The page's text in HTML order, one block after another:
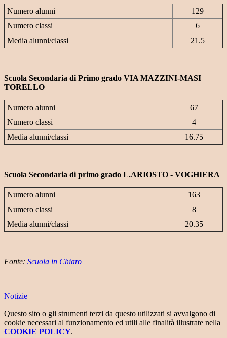
Numero alunni
129
Numero classi
6
Media alunni/classi
21.5
Scuola Secondaria di Primo grado VIA MAZZINI-MASI
TORELLO
Numero alunni
67
Numero classi
4
Media alunni/classi
16.75
Scuola Secondaria di primo grado L.ARIOSTO - VOGHIERA
Numero alunni
163
Numero classi
8
Media alunni/classi
20.35
Fonte: Scuola in Chiaro
Notizie
Questo sito o gli strumenti terzi da questo utilizzati si avvalgono di
cookie necessari al funzionamento ed utili alle finalità illustrate nella
COOKIE POLICY.